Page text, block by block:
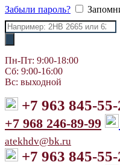
Забыли пароль?
Поиск
товаров
Пн-Пт: 9:00-18:00
Сб: 9:00-16:00
Вс: выходной
+7 963 845-
+7 968 246-89-99
atekhdv@bk.ru
+7 963 845-